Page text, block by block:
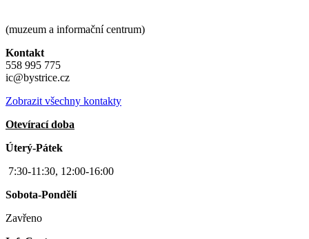
(muzeum a informační centrum)
Kontakt
558 995 775
ic@bystrice.cz
Zobrazit všechny kontakty
Otevírací doba
Úterý-Pátek
7:30-11:30, 12:00-16:00
Sobota-Pondělí
Zavřeno